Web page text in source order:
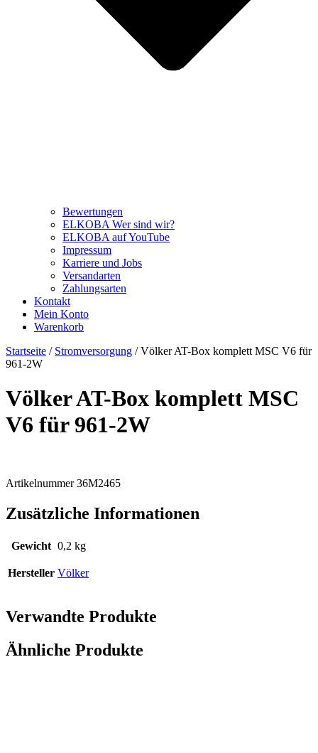
Bewertungen
ELKOBA Wer sind wir?
ELKOBA auf YouTube
Impressum
Karriere und Jobs
Versandarten
Zahlungsarten
Kontakt
Mein Konto
Warenkorb
Startseite / Stromversorgung / Völker AT-Box komplett MSC V6 für
961-2W
Völker AT-Box komplett MSC
V6 für 961-2W
Artikelnummer 36M2465
Zusätzliche Informationen
Gewicht 0,2 kg
Hersteller Völker
Verwandte Produkte
Ähnliche Produkte